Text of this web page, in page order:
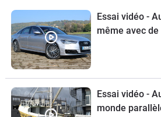
Essai vidéo -
même avec
Essai vidéo -
monde